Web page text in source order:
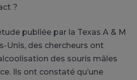
?
publiée par la Texas A & M
Unis, des chercheurs ont
des souris mâles
Ils ont constaté qu’une